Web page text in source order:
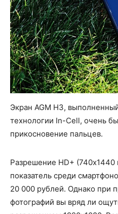
Экран AGM H3,
технологии In-Cell, очень
прикосновение пальцев.
Разрешение HD+
показатель среди
20 000 рублей. Однако при
фотографий вы вряд ли